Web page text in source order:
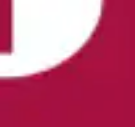
aus Edelstahl | Glas
Edelstahl,...
Rabatt- 12 %